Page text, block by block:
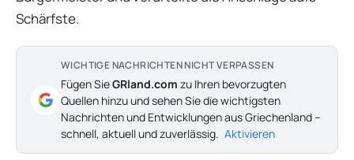
Schärfste.
WICHTIGE NACHRICHTEN NICHT VERPASSEN
Fügen SieGRland.com zu Ihren bevorzugten
Quellen hinzu und sehen Sie die wichtigsten
Nachrichten und Entwicklungen aus Griechenland –
schnell, aktuell und zuverlässig. Aktivieren